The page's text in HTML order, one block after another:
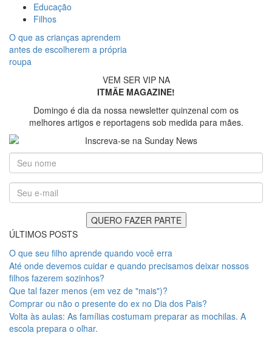
Educação
Filhos
O que as crianças aprendem
antes de escolherem a própria
roupa
VEM SER VIP NA
ITMÃE MAGAZINE!
Domingo é dia da nossa newsletter quinzenal com os
melhores artigos e reportagens sob medida para mães.
ÚLTIMOS POSTS
O que seu filho aprende quando você erra
Até onde devemos cuidar e quando precisamos deixar nossos
filhos fazerem sozinhos?
Que tal fazer menos (em vez de "mais")?
Comprar ou não o presente do ex no Dia dos Pais?
Volta às aulas: As famílias costumam preparar as mochilas. A
escola prepara o olhar.